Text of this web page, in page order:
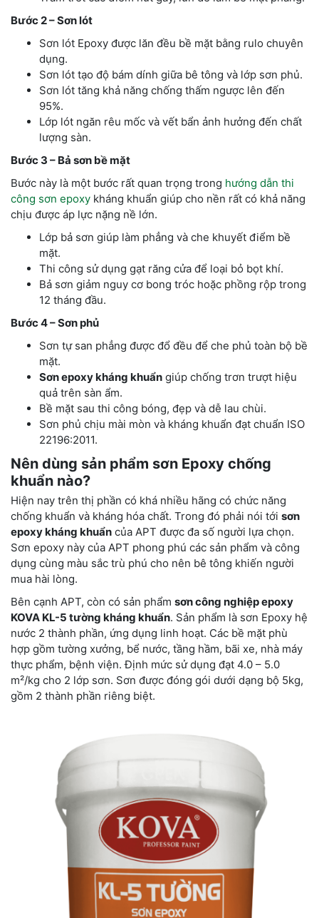
Bước 2 – Sơn lót
Sơn lót Epoxy được lăn đều bề mặt bằng rulo chuyên
dụng.
Sơn lót tạo độ bám dính giữa bê tông và lớp sơn phủ.
Sơn lót tăng khả năng chống thấm ngược lên đến
95%.
Lớp lót ngăn rêu mốc và vết bẩn ảnh hưởng đến chất
lượng sàn.
Bước 3 – Bả sơn bề mặt
Bước này là một bước rất quan trọng trong hướng dẫn thi
công sơn epoxy kháng khuẩn giúp cho nền rất có khả năng
chịu được áp lực nặng nề lớn.
Lớp bả sơn giúp làm phẳng và che khuyết điểm bề
mặt.
Thi công sử dụng gạt răng cửa để loại bỏ bọt khí.
Bả sơn giảm nguy cơ bong tróc hoặc phồng rộp trong
12 tháng đầu.
Bước 4 – Sơn phủ
Sơn tự san phẳng được đổ đều để che phủ toàn bộ bề
mặt.
Sơn epoxy kháng khuẩn giúp chống trơn trượt hiệu
quả trên sàn ẩm.
Bề mặt sau thi công bóng, đẹp và dễ lau chùi.
Sơn phủ chịu mài mòn và kháng khuẩn đạt chuẩn ISO
22196:2011.
Nên dùng sản phẩm sơn Epoxy chống
khuẩn nào?
Hiện nay trên thị phần có khá nhiều hãng có chức năng
chống khuẩn và kháng hóa chất. Trong đó phải nói tới sơn
epoxy kháng khuẩn của APT được đa số người lựa chọn.
Sơn epoxy này của APT phong phú các sản phẩm và công
dụng cùng màu sắc trù phú cho nên bê tông khiến người
mua hài lòng.
Bên cạnh APT, còn có sản phẩm sơn công nghiệp epoxy
KOVA KL-5 tường kháng khuẩn. Sản phẩm là sơn Epoxy hệ
nước 2 thành phần, ứng dụng linh hoạt. Các bề mặt phù
hợp gồm tường xưởng, bể nước, tầng hầm, bãi xe, nhà máy
thực phẩm, bệnh viện. Định mức sử dụng đạt 4.0 – 5.0
m²/kg cho 2 lớp sơn. Sơn được đóng gói dưới dạng bộ 5kg,
gồm 2 thành phần riêng biệt.